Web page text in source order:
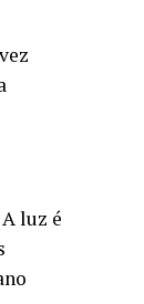
luz é